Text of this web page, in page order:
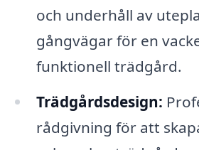
och underhåll av
gångvägar för en
funktionell trädgård.
Trädgårdsdesign:
rådgivning för att